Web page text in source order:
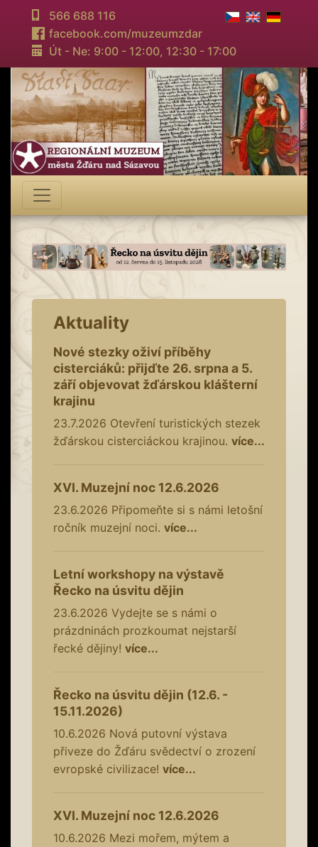
566 688 116
facebook.com/muzeumzdar
Út - Ne: 9:00 - 12:00, 12:30 - 17:00
Aktuality
Nové stezky oživí příběhy
cisterciáků: přijďte 26. srpna a 5.
září objevovat žďárskou klášterní
krajinu
23.7.2026 Otevření turistických stezek
žďárskou cisterciáckou krajinou. více...
XVI. Muzejní noc 12.6.2026
23.6.2026 Připomeňte si s námi letošní
ročník muzejní noci. více...
Letní workshopy na výstavě
Řecko na úsvitu dějin
23.6.2026 Vydejte se s námi o
prázdninách prozkoumat nejstarší
řecké dějiny! více...
Řecko na úsvitu dějin (12.6. -
15.11.2026)
10.6.2026 Nová putovní výstava
přiveze do Žďáru svědectví o zrození
evropské civilizace! více...
XVI. Muzejní noc 12.6.2026
10.6.2026 Mezi mořem, mýtem a